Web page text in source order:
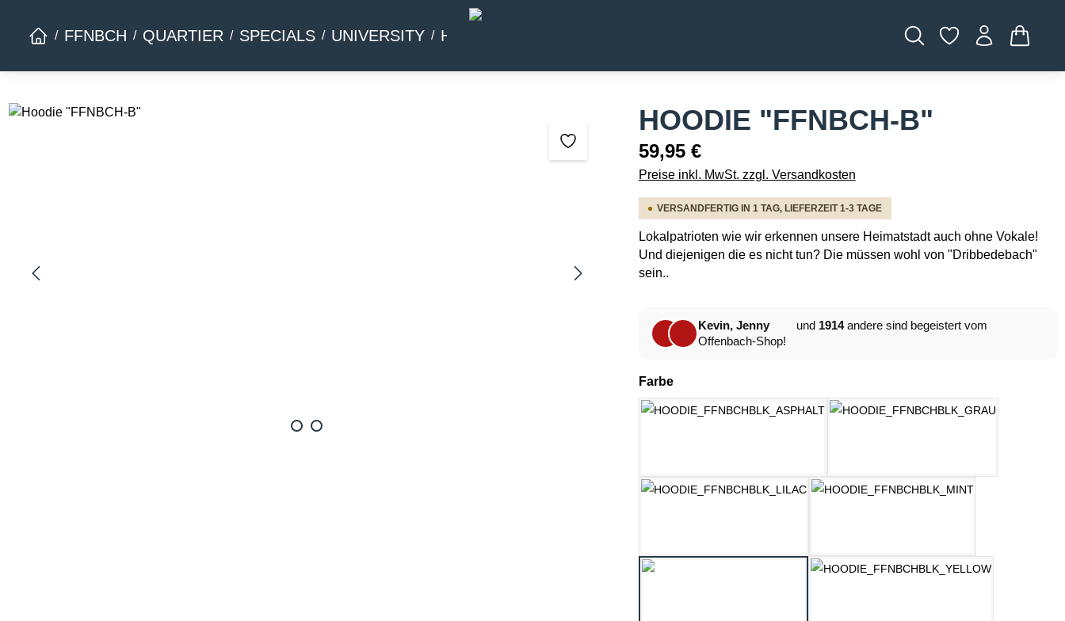
FFNBCH QUARTIER SPECIALS UNIVERSITY HOMMAGE
Bildergalerie überspringen HOODIE "FFNBCH-B"
59,95 €
Preise inkl. MwSt. zzgl. Versandkosten
VERSANDFERTIG IN 1 TAG, LIEFERZEIT 1-3 TAGE
Lokalpatrioten wie wir erkennen unsere Heimatstadt auch ohne Vokale!
Und diejenigen die es nicht tun? Die müssen wohl von "Dribbedebach"
sein..
Kevin, Jenny und 1914andere sind begeistert vom
Offenbach-Shop!
Farbeauswählen